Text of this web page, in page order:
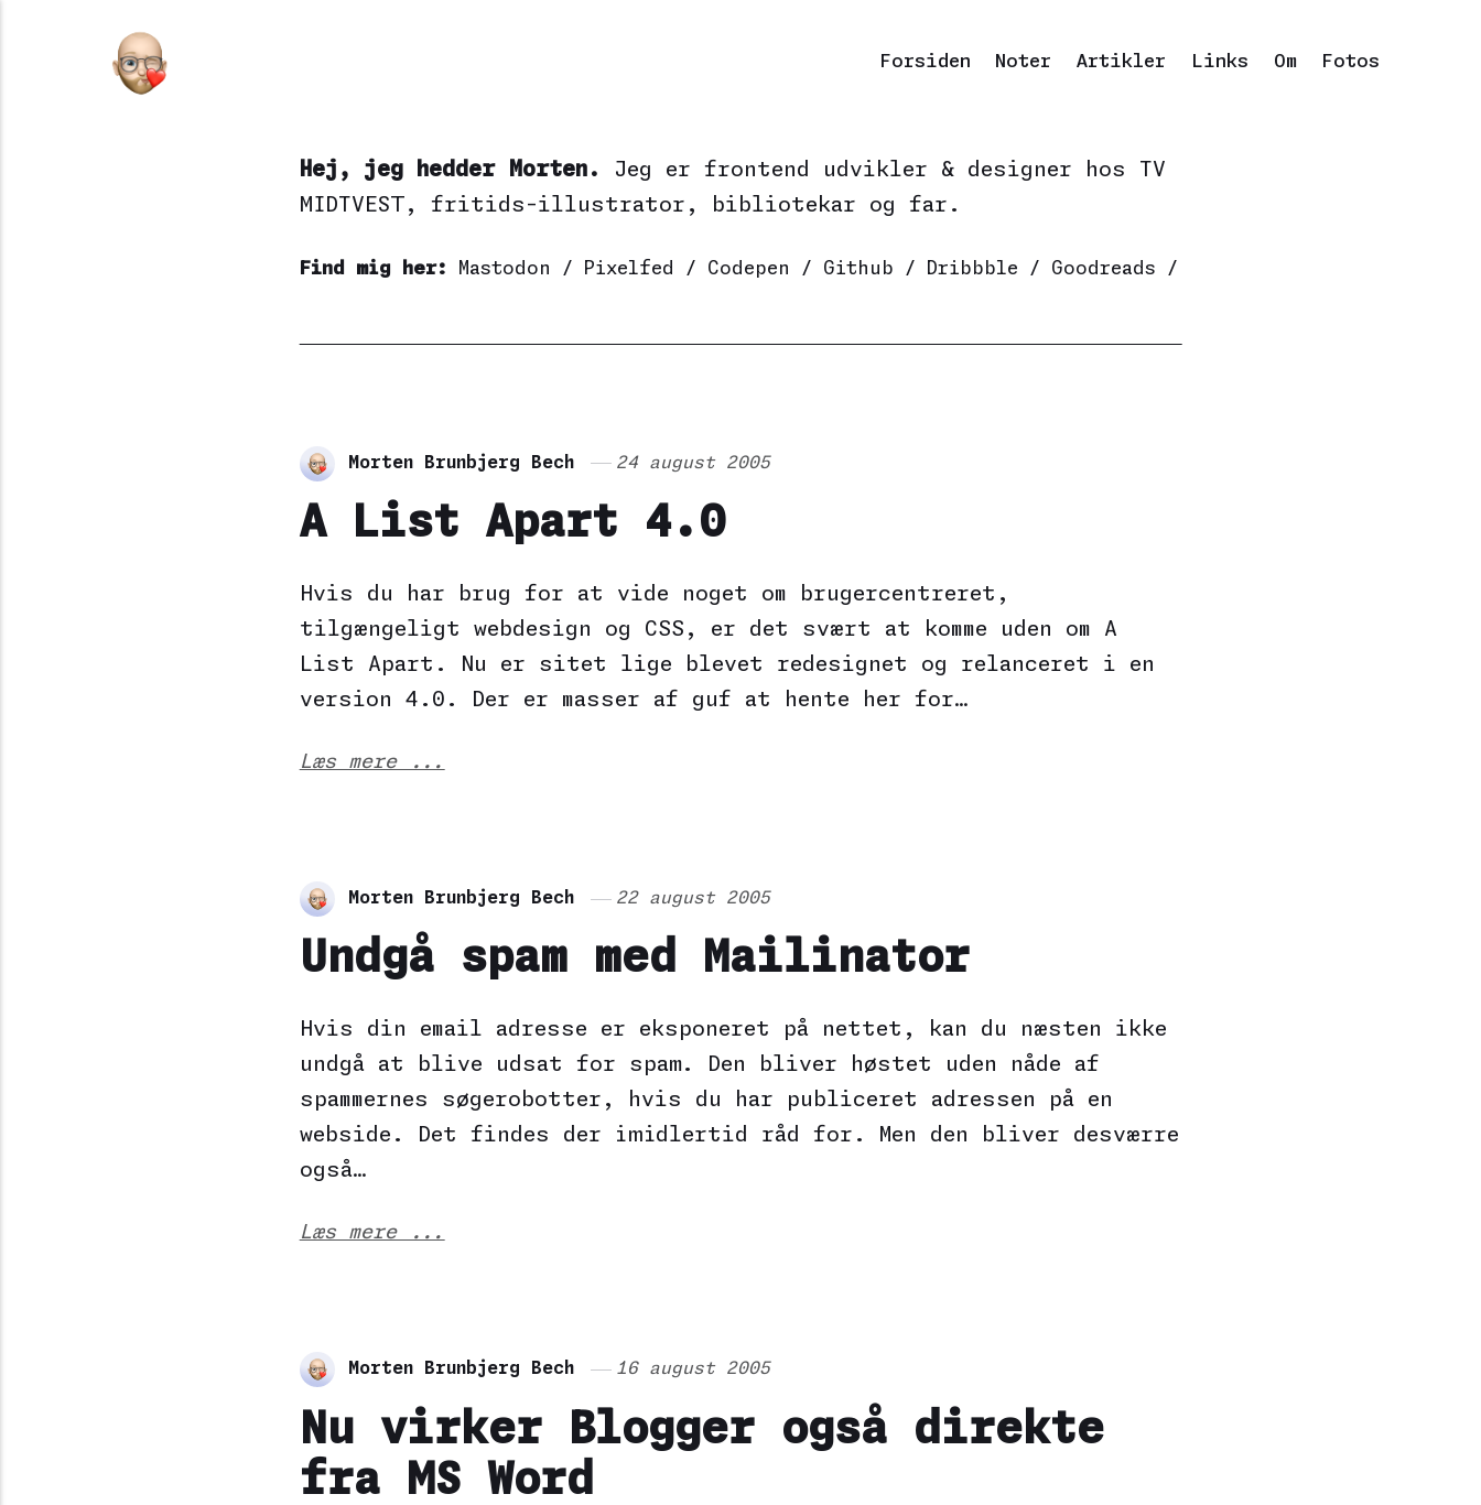
Forsiden Noter Artikler Links Om Fotos
Hej, jeg hedder Morten. Jeg er frontend udvikler & designer hos
TV
MIDTVEST
, fritids-illustrator, bibliotekar og far.
Find mig her: Mastodon / Pixelfed / Codepen / Github / Dribbble / Goodreads /
Morten Brunbjerg Bech 24 august 2005
A List Apart 4.0
Hvis du har brug for at vide noget om brugercentreret,
tilgængeligt webdesign og CSS, er det svært at komme uden om A
List Apart. Nu er sitet lige blevet redesignet og relanceret i en
version 4.0. Der er masser af guf at hente her for…
Læs mere ...
Morten Brunbjerg Bech 22 august 2005
Undgå spam med Mailinator
Hvis din email adresse er eksponeret på nettet, kan du næsten ikke
undgå at blive udsat for spam. Den bliver høstet uden nåde af
spammernes søgerobotter, hvis du har publiceret adressen på en
webside. Det findes der imidlertid råd for. Men den bliver desværre
også…
Læs mere ...
Morten Brunbjerg Bech 16 august 2005
Nu virker Blogger også direkte
fra MS Word